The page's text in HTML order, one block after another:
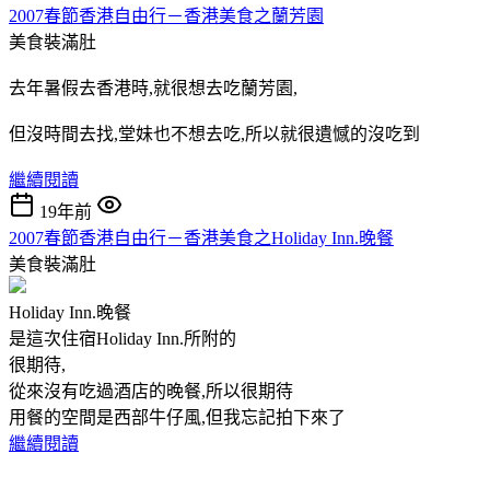
2007春節香港自由行－香港美食之蘭芳園
美食裝滿肚
去年暑假去香港時,就很想去吃蘭芳園,
但沒時間去找,堂妹也不想去吃,所以就很遺憾的沒吃到
繼續閱讀
19年前
2007春節香港自由行－香港美食之Holiday Inn.晚餐
美食裝滿肚
Holiday Inn.晚餐
是這次住宿Holiday Inn.所附的
很期待,
從來沒有吃過酒店的晚餐,所以很期待
用餐的空間是西部牛仔風,但我忘記拍下來了
繼續閱讀